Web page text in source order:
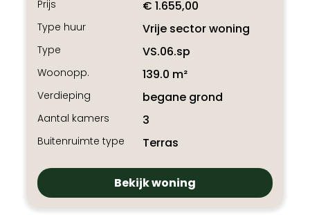
Prijs € 1.655,00
Type huur Vrije sector woning
Type VS.06.sp
Woonopp. 139.0 m²
Verdieping begane grond
Aantal kamers 3
Buitenruimte type Terras
Bekijk woning